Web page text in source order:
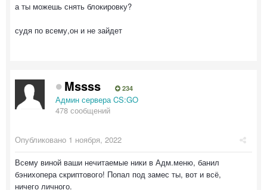
а ты можешь снять блокировку?
судя по всему,он и не зайдет
Mssss 234
Админ сервера CS:GO
478 сообщений
Опубликовано 1 ноября, 2022
Всему виной ваши нечитаемые ники в Адм.меню, банил
бэнихопера скриптового! Попал под замес ты, вот и всё,
ничего личного.